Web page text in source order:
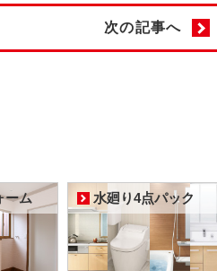
次の記事へ
ーム 水廻り4点パック